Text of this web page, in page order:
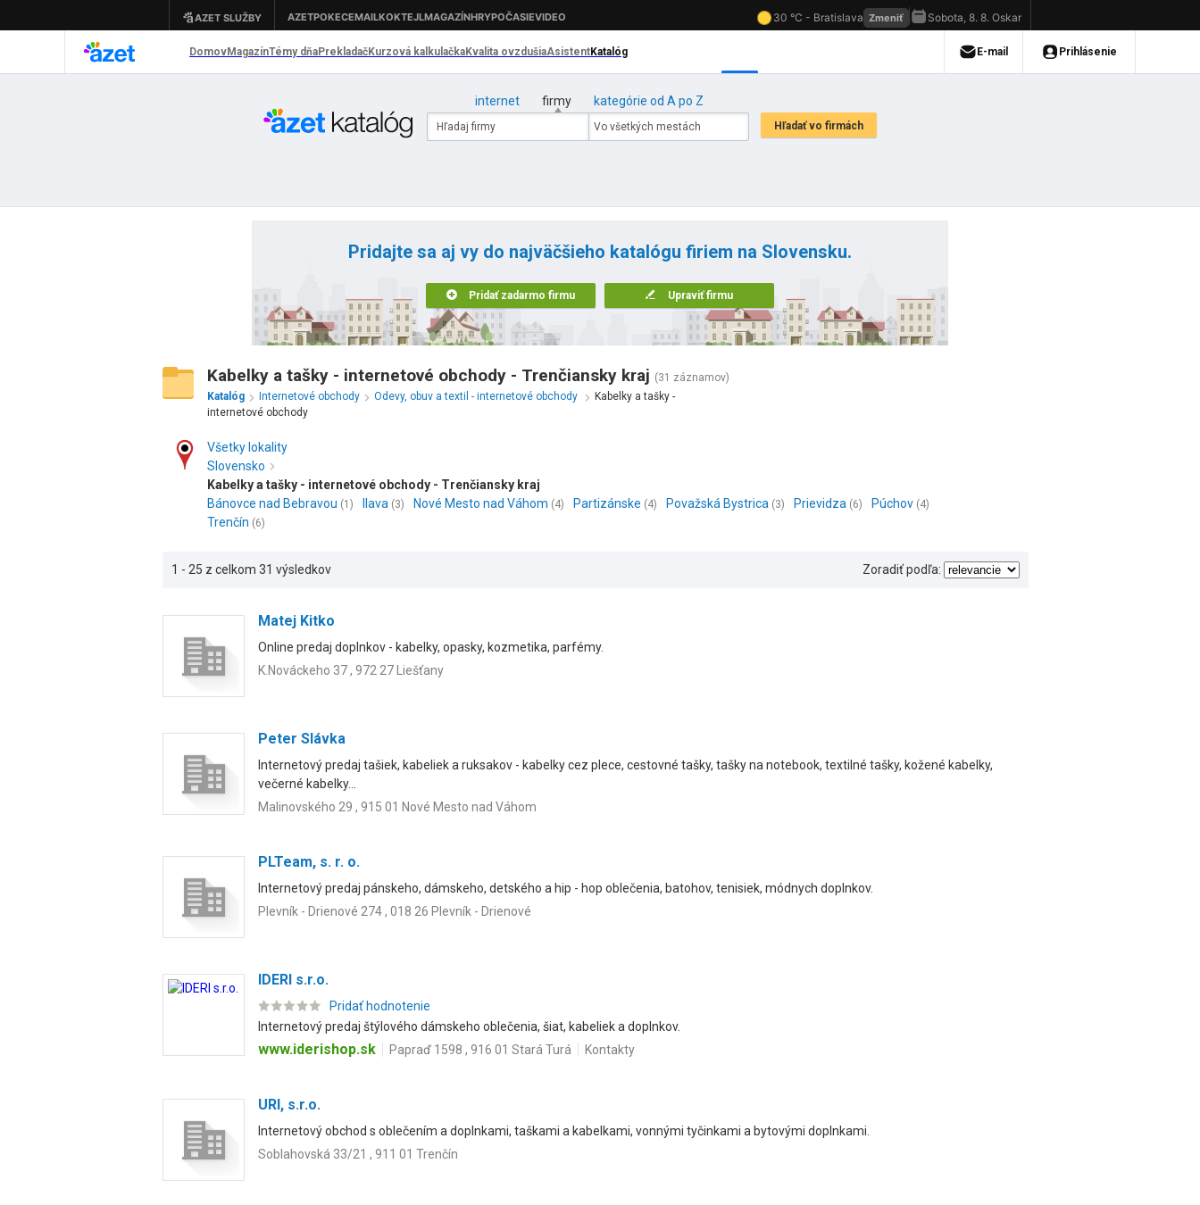
internet firmy kategórie od A po Z
Pridajte sa aj vy do najväčšieho katalógu firiem na Slovensku.
Pridať zadarmo firmu Upraviť firmu
Kabelky a tašky - internetové obchody - Trenčiansky kraj (31 záznamov)
Katalóg
Internetové obchody Odevy, obuv a textil - internetové obchody
Kabelky a tašky -
internetové obchody
Všetky lokality
Slovensko
Kabelky a tašky - internetové obchody - Trenčiansky kraj
Bánovce nad Bebravou (1) Ilava (3) Nové Mesto nad Váhom (4) Partizánske (4) Považská Bystrica (3) Prievidza (6) Púchov (4)
Trenčín (6)
1 - 25 z celkom 31 výsledkov Zoradiť podľa:
Matej Kitko
Online predaj doplnkov - kabelky, opasky, kozmetika, parfémy.
K.Nováckeho 37 , 972 27 Liešťany
Peter Slávka
Internetový predaj tašiek, kabeliek a ruksakov - kabelky cez plece, cestovné tašky, tašky na notebook, textilné tašky, kožené kabelky,
večerné kabelky...
Malinovského 29 , 915 01 Nové Mesto nad Váhom
PLTeam, s. r. o.
Internetový predaj pánskeho, dámskeho, detského a hip - hop oblečenia, batohov, tenisiek, módnych doplnkov.
Plevník - Drienové 274 , 018 26 Plevník - Drienové
IDERI s.r.o.
Pridať hodnotenie
Internetový predaj štýlového dámskeho oblečenia, šiat, kabeliek a doplnkov.
www.iderishop.sk Papraď 1598 , 916 01 Stará Turá Kontakty
URI, s.r.o.
Internetový obchod s oblečením a doplnkami, taškami a kabelkami, vonnými tyčinkami a bytovými doplnkami.
Soblahovská 33/21 , 911 01 Trenčín